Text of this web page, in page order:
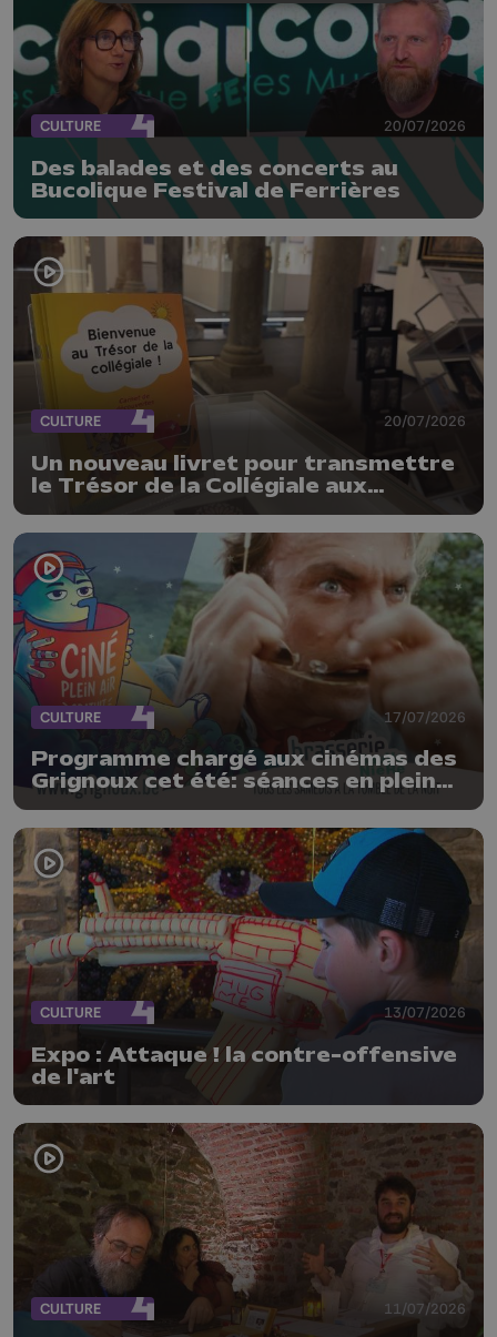
CULTURE 20/07/2026
Des balades et des concerts au
Bucolique Festival de Ferrières
CULTURE 20/07/2026
Un nouveau livret pour transmettre
le Trésor de la Collégiale aux
CULTURE 17/07/2026
Programme chargé aux cinémas des
Grignoux cet été: séances en plein
brasserie
CULTURE 13/07/2026
Expo : Attaque ! la contre-offensive
de l'art
CULTURE 11/07/2026